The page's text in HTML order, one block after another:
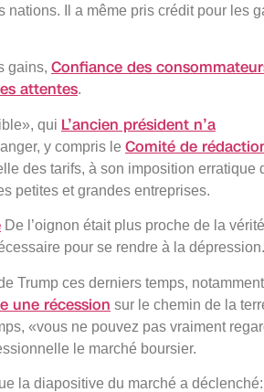
nations. Il a même pris crédit pour les
gains, Confiance des
attentes.
qui L’ancien président n’a
y compris le Comité de
des tarifs, à son imposition erratique
petites et grandes entreprises.
De l’oignon était plus proche de la vérité
pour se rendre à la
Trump ces derniers temps,
une récession sur le chemin de la
«vous ne pouvez pas vraiment
le marché boursier.
la diapositive du marché a